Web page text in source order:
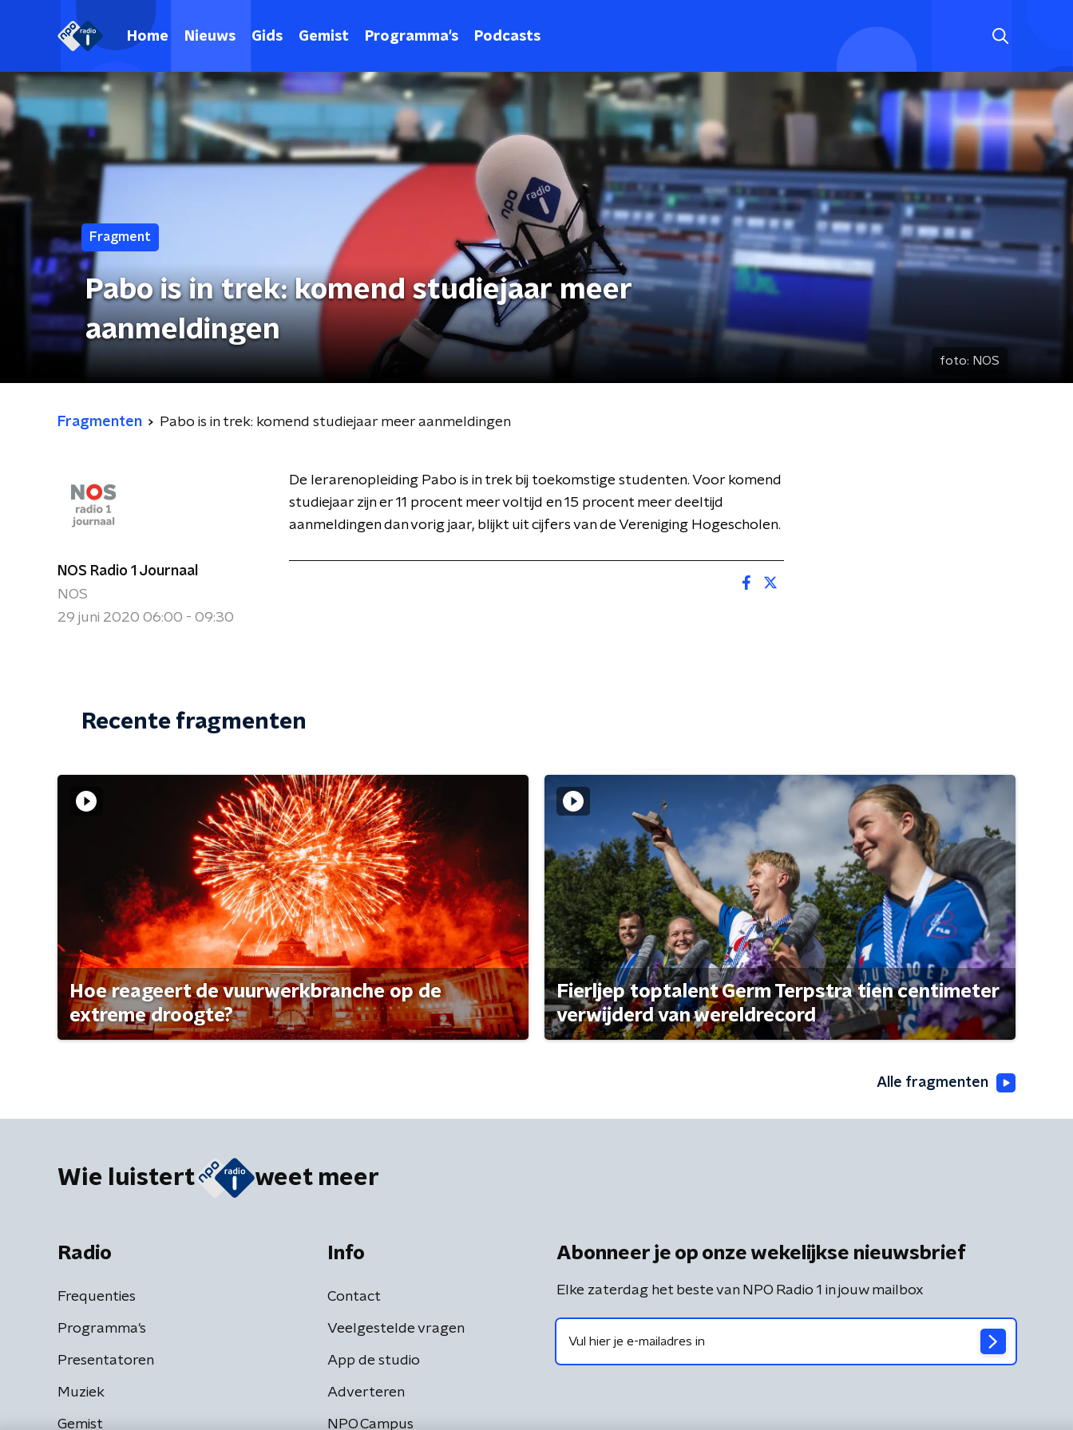
Home Nieuws Gids Gemist Programma's Podcasts
Fragment
Pabo is in trek: komend studiejaar meer
aanmeldingen
foto: NOS
Fragmenten Pabo is in trek: komend studiejaar meer aanmeldingen
NOS Radio 1 Journaal
NOS
29 juni 2020 06:00 - 09:30
De lerarenopleiding Pabo is in trek bij toekomstige studenten. Voor komend
studiejaar zijn er 11 procent meer voltijd en 15 procent meer deeltijd
aanmeldingen dan vorig jaar, blijkt uit cijfers van de Vereniging Hogescholen.
Recente fragmenten
Hoe reageert de vuurwerkbranche op de
extreme droogte?
Fierljep toptalent Germ Terpstra tien centimeter
verwijderd van wereldrecord
Alle fragmenten
Wie luistert weet meer
Radio
Frequenties
Programma's
Presentatoren
Muziek
Gemist
Info
Contact
Veelgestelde vragen
App de studio
Adverteren
NPO Campus
Abonneer je op onze wekelijkse nieuwsbrief
Elke zaterdag het beste van NPO Radio 1 in jouw mailbox